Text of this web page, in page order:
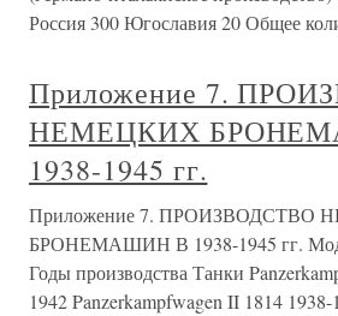
Россия 300 Югославия 20 Общее
Приложение 7.
НЕМЕЦКИХ
1938-1945 гг.
Приложение 7. ПРОИЗВОДСТВО
БРОНЕМАШИН В 1938-1945 гг.
Годы производства Танки
1942 Panzerkampfwagen II 1814 1938-